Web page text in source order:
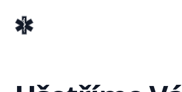
EventMedic.cz